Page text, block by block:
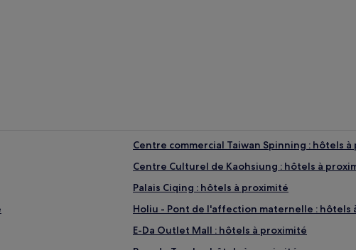
Centre commercial Taiwan Spinning : hôtels
Centre Culturel de Kaohsiung : hôtels à
Palais Ciqing : hôtels à proximité
Holiu - Pont de l'affection maternelle : hôtels
E-Da Outlet Mall : hôtels à proximité